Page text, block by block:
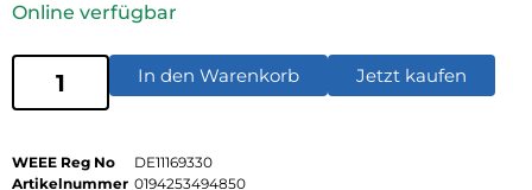
Online verfügbar
In den Warenkorb Jetzt kaufen
WEEE Reg No
DE11169330
Artikelnummer 0194253494850